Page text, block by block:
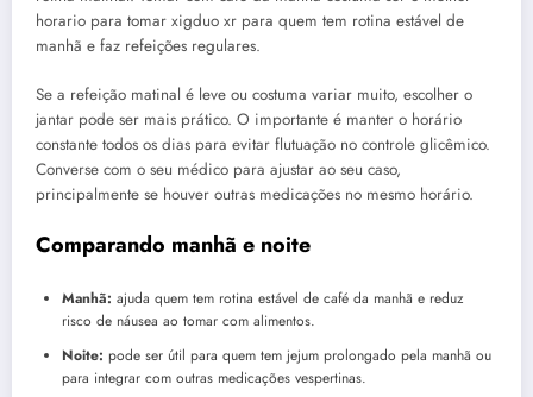
horario para tomar xigduo xr para quem tem rotina estável de
manhã e faz refeições regulares.
Se a refeição matinal é leve ou costuma variar muito, escolher o
jantar pode ser mais prático. O importante é manter o horário
constante todos os dias para evitar flutuação no controle glicêmico.
Converse com o seu médico para ajustar ao seu caso,
principalmente se houver outras medicações no mesmo horário.
Comparando manhã e noite
Manhã: ajuda quem tem rotina estável de café da manhã e reduz
risco de náusea ao tomar com alimentos.
Noite: pode ser útil para quem tem jejum prolongado pela manhã ou
para integrar com outras medicações vespertinas.